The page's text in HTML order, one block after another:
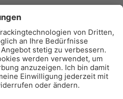
Newsletter
Benachrichtigungen zu den